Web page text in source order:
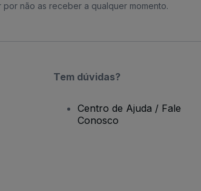
não as receber a qualquer momento.
Tem dúvidas?
Centro de Ajuda / Fale
Conosco